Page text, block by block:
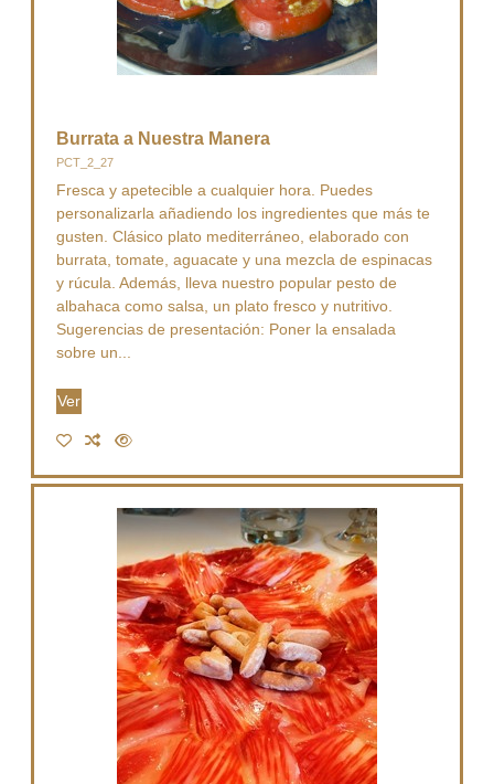
Burrata a Nuestra Manera
PCT_2_27
Fresca y apetecible a cualquier hora. Puedes
personalizarla añadiendo los ingredientes que más te
gusten. Clásico plato mediterráneo, elaborado con
burrata, tomate, aguacate y una mezcla de espinacas
y rúcula. Además, lleva nuestro popular pesto de
albahaca como salsa, un plato fresco y nutritivo.
Sugerencias de presentación: Poner la ensalada
sobre un...
Ver